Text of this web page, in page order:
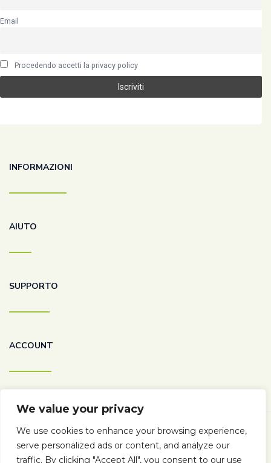
We value your privacy
We use cookies to enhance your browsing experience,
serve personalized ads or content, and analyze our
traffic. By clicking "Accept All", you consent to our use
Email
Procedendo accetti la privacy policy
INFORMAZIONI
AIUTO
SUPPORTO
ACCOUNT
Copyright © 2026 | Solo Bella Gente di Francesco Pacello P.